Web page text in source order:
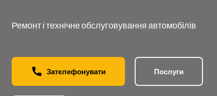
Ремонт і технічне обслуговування автомобілів
Зателефонувати Послуги